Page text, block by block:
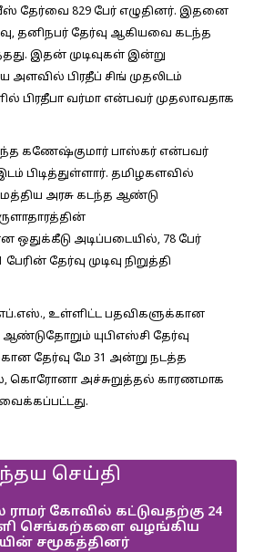
தேர்வை 829 பேர் எழுதினர். இதனை
தனிநபர் தேர்வு ஆகியவை கடந்த
இதன் முடிவுகள் இன்று
அளவில் பிரதீப் சிங் முதலிடம்
பிரதீபா வர்மா என்பவர் முதலாவதாக
கணேஷ்குமார் பாஸ்கர் என்பவர்
பிடித்துள்ளார். தமிழகளவில்
அரசு கடந்த ஆண்டு
ஒதுக்கீடு அடிப்படையில், 78 பேர்
தேர்வு முடிவு நிறுத்தி
உள்ளிட்ட பதவிகளுக்கான
யுபிஎஸ்சி தேர்வு
தேர்வு மே 31 அன்று நடத்த
கொரோனா அச்சுறுத்தல் காரணமாக
செய்தி
கோவில் கட்டுவதற்கு 24
செங்கற்களை வழங்கிய
சமூகத்தினர்